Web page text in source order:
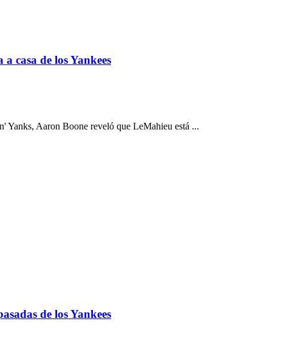
casa de los Yankees
Yanks, Aaron Boone reveló que LeMahieu está ...
de los Yankees